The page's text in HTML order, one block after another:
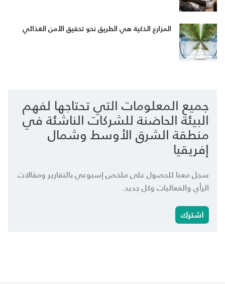
المزارع الذكية هي الطريق نحو تحقيق الأمن الغذائي
جميع المعلومات التي تحتاجها لفهم
البيئة الحاضنة للشركات الناشئة في
منطقة الشرق الأوسط وشمال
إفريقيا
سجل معنا للحصول على ملخص إسبوعي بالتقارير ومقالات
الرأي والفعاليات وكل جديد.
اشترك